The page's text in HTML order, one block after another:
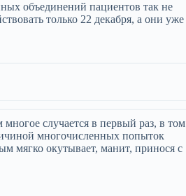
объединений пациентов так не
только 22 декабря, а они уже
случается в первый раз, в том
многочисленных попыток
мягко окутывает, манит, принося с